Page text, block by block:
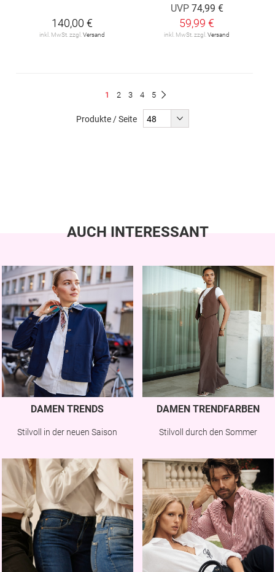
140,00 €
inkl. MwSt. zzgl. Versand
UVP 74,99 €
59,99 €
inkl. MwSt. zzgl. Versand
Du
1 Seite
2 Seite
3 Seite
4 Seite
5
Produkte / Seite
AUCH INTERESSANT
DAMEN TRENDS
Stilvoll in der neuen Saison
DAMEN TRENDFARBEN
Stilvoll durch den Sommer